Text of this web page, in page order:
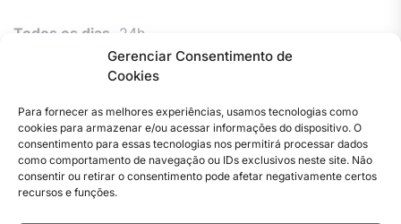
Gerenciar Consentimento de
Cookies
Para fornecer as melhores experiências, usamos tecnologias como
cookies para armazenar e/ou acessar informações do dispositivo. O
consentimento para essas tecnologias nos permitirá processar dados
como comportamento de navegação ou IDs exclusivos neste site. Não
consentir ou retirar o consentimento pode afetar negativamente certos
recursos e funções.
Todos os dias, 24h.
Facebook
Instagram
TwitterYoutube